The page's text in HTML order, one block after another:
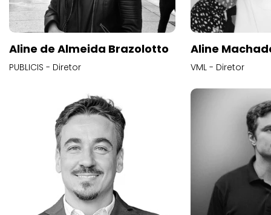
Aline de Almeida Brazolotto
PUBLICIS - Diretor
Aline
VML - Diretor